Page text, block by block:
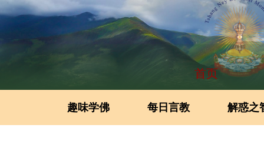
首页
趣味学佛 每日言教 解惑之